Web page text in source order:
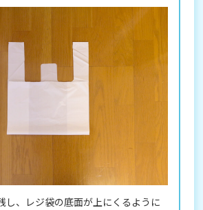
し、レジ袋の底面が上にくるように